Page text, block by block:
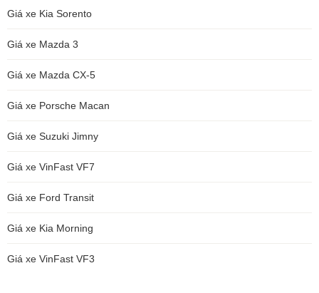
Giá xe Kia Sorento
Giá xe Mazda 3
Giá xe Mazda CX-5
Giá xe Porsche Macan
Giá xe Suzuki Jimny
Giá xe VinFast VF7
Giá xe Ford Transit
Giá xe Kia Morning
Giá xe VinFast VF3